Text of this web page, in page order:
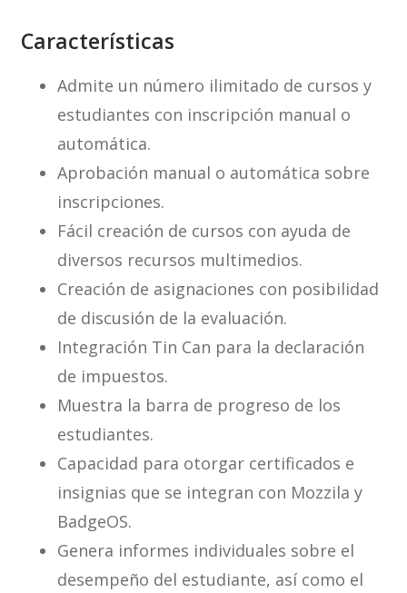
Características
Admite un número ilimitado de cursos y
estudiantes con inscripción manual o
automática.
Aprobación manual o automática sobre
inscripciones.
Fácil creación de cursos con ayuda de
diversos recursos multimedios.
Creación de asignaciones con posibilidad
de discusión de la evaluación.
Integración Tin Can para la declaración
de impuestos.
Muestra la barra de progreso de los
estudiantes.
Capacidad para otorgar certificados e
insignias que se integran con Mozzila y
BadgeOS.
Genera informes individuales sobre el
desempeño del estudiante, así como el